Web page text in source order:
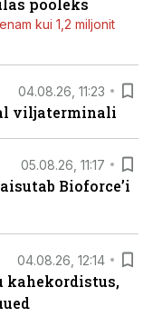
pooleks
kui 1,2 miljonit
04.08.26, 11:23
viljaterminali
05.08.26, 11:17
Bioforce’i
04.08.26, 12:14
kahekordistus,